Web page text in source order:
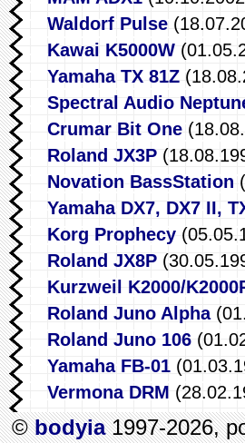
Waldorf Pulse
Kawai K5000W
Yamaha TX 81Z
Spectral Audio
Crumar Bit One
Roland JX3P
Novation BassStation
Yamaha DX7, DX7 II,
Korg Prophecy
Roland JX8P
Kurzweil K2000/
Roland Juno Alpha
Roland Juno 106
Yamaha FB-01
Vermona DRM
©bodyia1997-2026,